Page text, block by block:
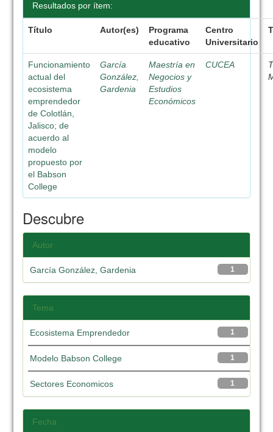
Resultados por ítem:
Título Autor(es)
Programa
educativo
Centro
Universitario
Funcionamiento
actual del
ecosistema
emprendedor
de Colotlán,
Jalisco; de
acuerdo al
modelo
propuesto por
el Babson
College
García
González,
Gardenia
Maestría en
Negocios y
Estudios
Económicos
CUCEA
Descubre
Autor
1
García González, Gardenia
Tema
1
Ecosistema Emprendedor
1
Modelo Babson College
1
Sectores Economicos
Fecha